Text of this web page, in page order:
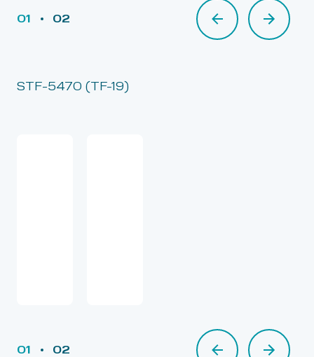
01 02
STF-5470 (TF-19)
01 02